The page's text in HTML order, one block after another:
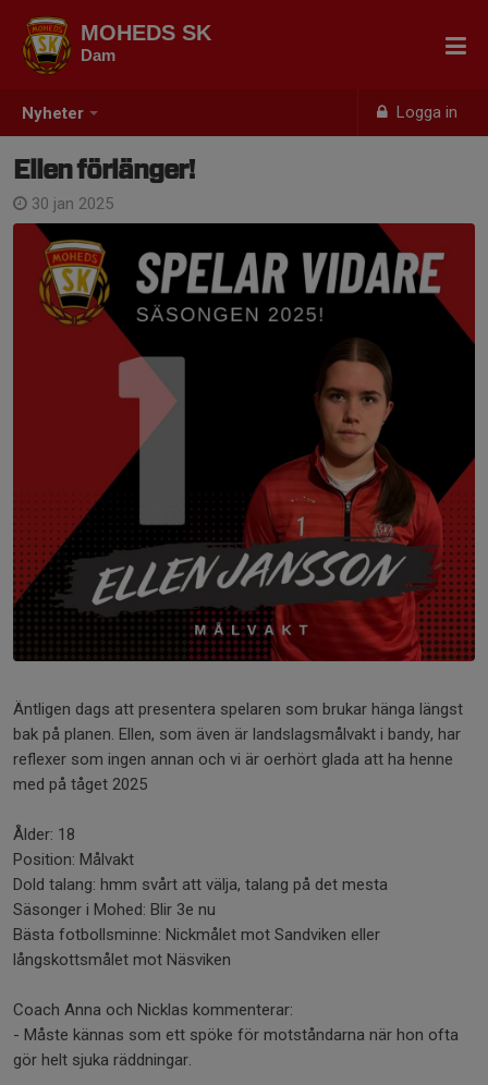
Nyheter Logga in
MOHEDS SK
Dam
Ellen förlänger!
30 jan 2025
Äntligen dags att presentera spelaren som brukar hänga längst
bak på planen. Ellen, som även är landslagsmålvakt i bandy, har
reflexer som ingen annan och vi är oerhört glada att ha henne
med på tåget 2025
Ålder: 18
Position: Målvakt
Dold talang: hmm svårt att välja, talang på det mesta
Säsonger i Mohed: Blir 3e nu
Bästa fotbollsminne: Nickmålet mot Sandviken eller
långskottsmålet mot Näsviken
Coach Anna och Nicklas kommenterar:
- Måste kännas som ett spöke för motståndarna när hon ofta
gör helt sjuka räddningar.